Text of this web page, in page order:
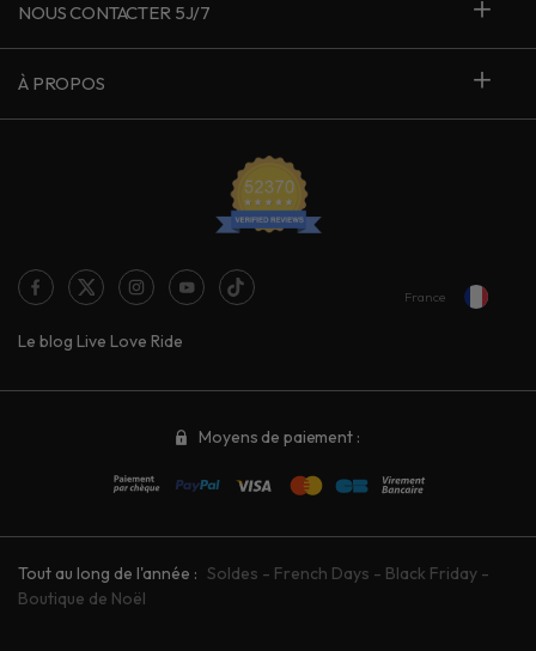
NOUS CONTACTER 5J/7
À PROPOS
Le blog Live Love Ride
France
Moyens de paiement :
Tout au long de l'année : Soldes - French Days - Black Friday -
Boutique de Noël